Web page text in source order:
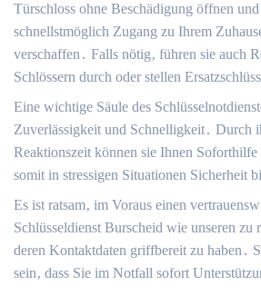
Türschloss ohne Beschädigung öffnen
schnellstmöglich Zugang zu Ihrem
verschaffen․ Falls nötig‚ führen sie auch
Schlössern durch oder stellen
Eine wichtige Säule des
Zuverlässigkeit und Schnelligkeit․ Durch
Reaktionszeit können sie Ihnen Soforthilfe
somit in stressigen Situationen Sicherheit
Es ist ratsam‚ im Voraus einen
Schlüsseldienst Burscheid wie unseren zu
deren Kontaktdaten griffbereit zu haben․
sein‚ dass Sie im Notfall sofort